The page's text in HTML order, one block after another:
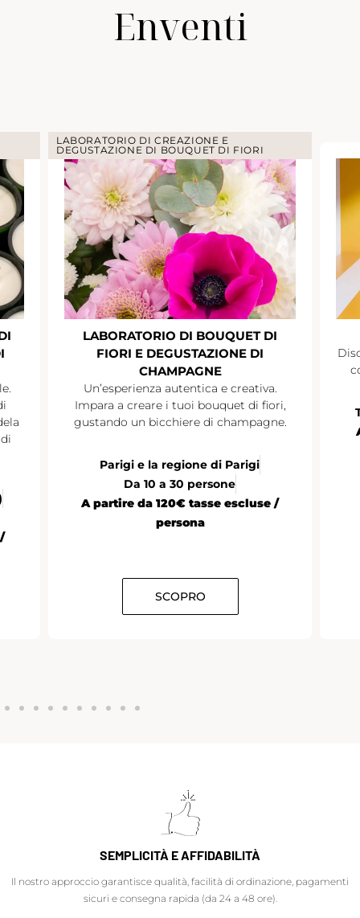
Enventi
LABORATORIO DI CREAZIONE E
DEGUSTAZIONE DI BOUQUET DI FIORI
LABORATORIO DI BOUQUET DI
FIORI E DEGUSTAZIONE DI
CHAMPAGNE
Un’esperienza autentica e creativa.
Impara a creare i tuoi bouquet di fiori,
gustando un bicchiere di champagne.
Parigi e la regione di Parigi
Da 10 a 30 persone
A partire da 120€ tasse escluse /
persona
SCOPRO
SEMPLICITÀ E AFFIDABILITÀ
Il nostro approccio garantisce qualità, facilità di ordinazione, pagamenti
sicuri e consegna rapida (da 24 a 48 ore).